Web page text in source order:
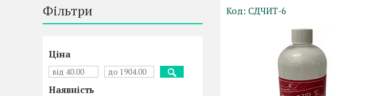
СДЧИТ-6
Фільтри
Ціна
Наявність